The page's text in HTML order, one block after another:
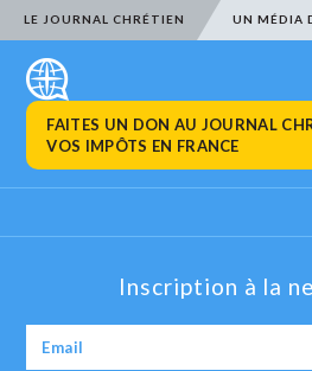
LE JOURNAL CHRÉTIEN UN MÉDIA
FAITES UN DON AU JOURNAL
VOS IMPÔTS EN FRANCE
Inscription à la